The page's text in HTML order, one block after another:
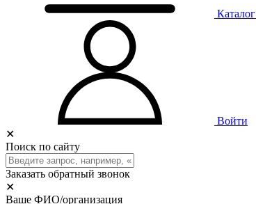
Каталог
Войти
✕
Поиск по сайту
Заказать обратный звонок
✕
Ваше ФИО/организация